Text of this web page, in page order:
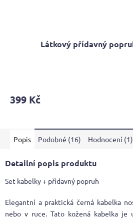
Látkový přídavný
399 Kč
Popis Podobné (16) Hodnocení (1)
Detailní popis produktu
Set kabelky + přídavný popruh
Elegantní a praktická černá kabelka
nebo v ruce. Tato kožená kabelka je